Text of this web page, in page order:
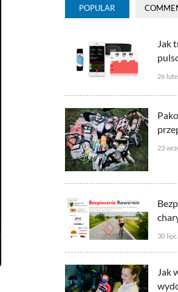
POPULAR
Jak
26
23
30
Jak